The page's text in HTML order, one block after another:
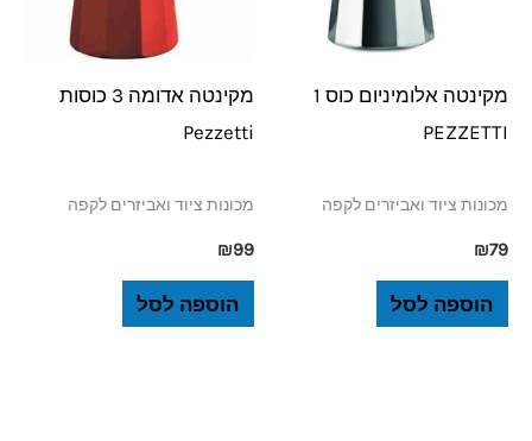
מקינטה אלומיניום כוס 1
PEZZETTI
מכונות ציוד ואביזרים לקפה
₪79
הוספה לסל
מקינטה אדומה 3 כוסות
Pezzetti
מכונות ציוד ואביזרים לקפה
₪99
הוספה לסל